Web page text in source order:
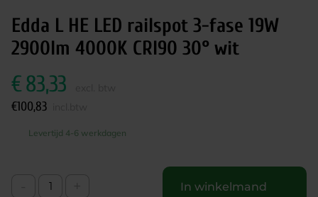
Edda L HE LED railspot 3-fase 19W
2900lm 4000K CRI90 30° wit
€83,33
€100,83
Levertijd 4-6 werkdagen
In winkelmand